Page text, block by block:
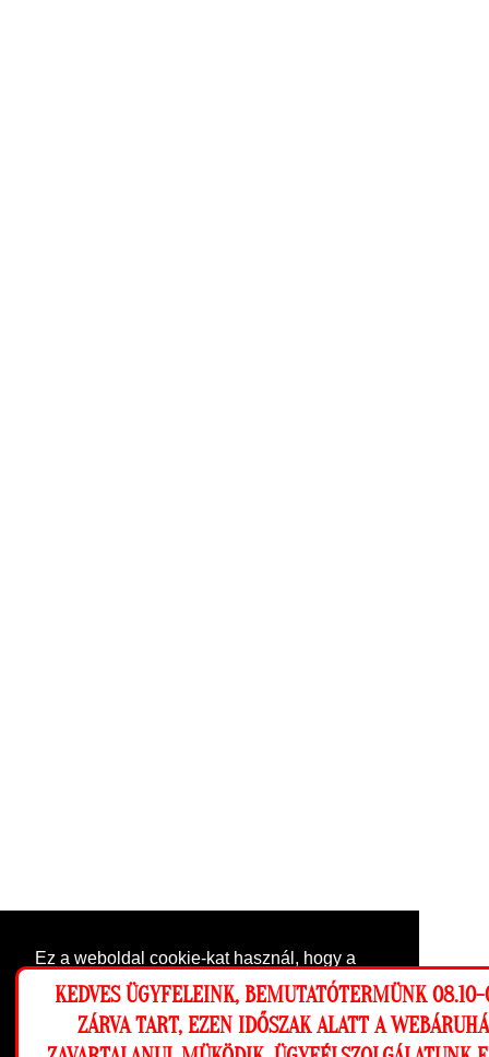
Ez a weboldal cookie-kat használ, hogy a
lehető legjobb élményt nyújtsa honlapunkon.
Beállítások
KEDVES ÜGYFELEINK, BEMUTATÓTERMÜNK
ZÁRVA TART, EZEN IDŐSZAK ALATT A